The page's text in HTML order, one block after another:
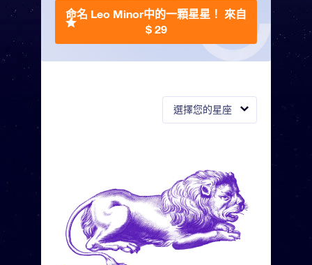
選擇您的星座
命名 Leo Minor中的一顆星星！ 來自
$ 29